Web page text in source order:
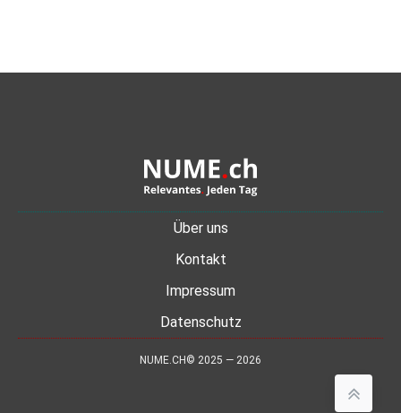
Über uns
Kontakt
Impressum
Datenschutz
NUME.CH© 2025 — 2026